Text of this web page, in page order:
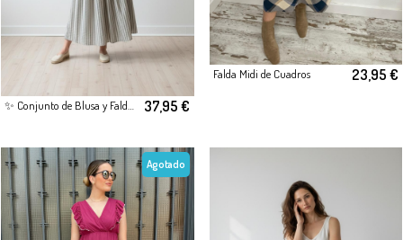
37,95 €
Falda Midi de Cuadros 23,95 €
Agotado